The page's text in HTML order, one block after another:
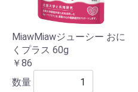
MiawMiawジューシー おに
くプラス 60g
￥86
数量